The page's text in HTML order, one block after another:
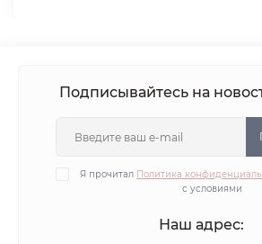
Подписывайтесь на
Я прочитал Политика
с условиями
Наш адрес: